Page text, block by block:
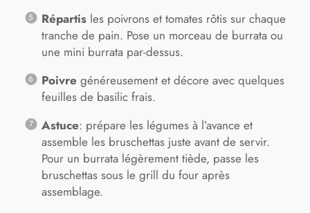
Répartisles poivrons et tomates rôtis sur chaque
tranche de pain. Pose un morceau de burrata ou
une mini burrata par-dessus.
Poivre généreusement et décore avec quelques
feuilles de basilic frais.
Astuce: prépare les légumes à l’avance et
assemble les bruschettas juste avant de servir.
Pour un burrata légèrement tiède, passe les
bruschettas sous le grill du four après
assemblage.